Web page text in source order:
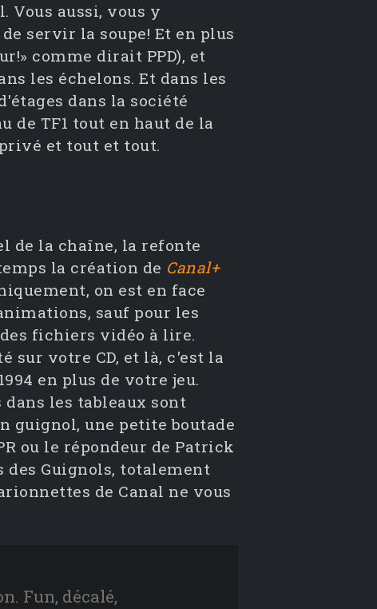
Vous aussi, vous y
servir la soupe! Et en plus
comme dirait PPD), et
les échelons. Et dans les
dans la société
de TF1 tout en haut de la
et tout et tout.
de la chaîne, la refonte
la création de Canal+
on est en face
sauf pour les
fichiers vidéo à lire.
sur votre CD, et là, c'est la
en plus de votre jeu.
les tableaux sont
guignol, une petite boutade
ou le répondeur de Patrick
des Guignols, totalement
de Canal ne vous
Fun, décalé,